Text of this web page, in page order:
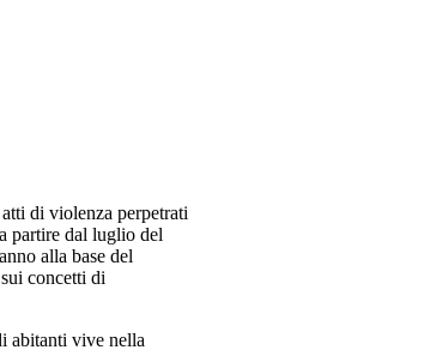
di violenza perpetrati
partire dal luglio del
alla base del
concetti di
abitanti vive nella